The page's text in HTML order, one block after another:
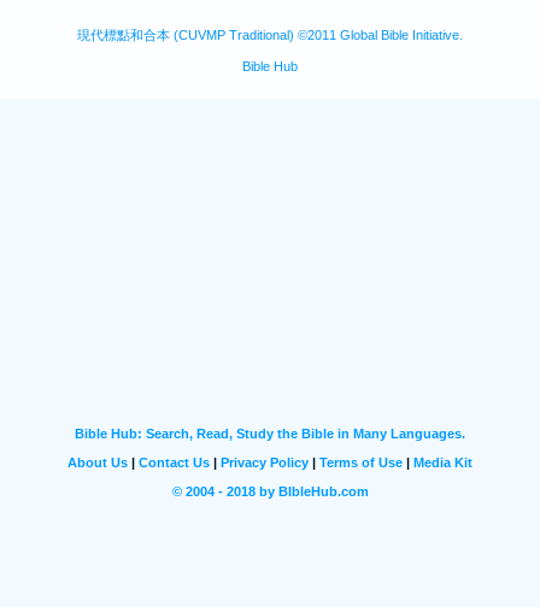
現代標點和合本 (CUVMP Traditional) ©2011 Global Bible Initiative.
Bible Hub